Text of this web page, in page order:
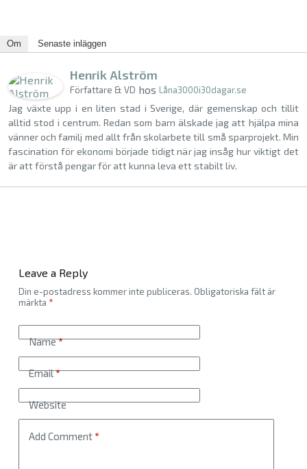
Om Senaste inläggen
Henrik Alström
Författare & VD hos Låna3000i30dagar.se
Jag växte upp i en liten stad i Sverige, där gemenskap och tillit
alltid stod i centrum. Redan som barn älskade jag att hjälpa mina
vänner och familj med allt från skolarbete till små sparprojekt. Min
fascination för ekonomi började tidigt när jag insåg hur viktigt det
är att förstå pengar för att kunna leva ett stabilt liv.
Leave a Reply
Din e-postadress kommer inte publiceras. Obligatoriska fält är
märkta *
Name*
Email*
Website
Add Comment*